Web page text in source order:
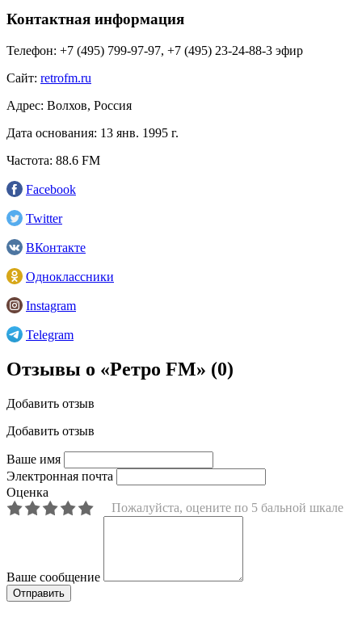
Контактная информация
Телефон: +7 (495) 799-97-97, +7 (495) 23-24-88-3 эфир
Сайт: retrofm.ru
Адрес: Волхов, Россия
Дата основания: 13 янв. 1995 г.
Частота: 88.6 FM
Facebook
Twitter
ВКонтакте
Одноклассники
Instagram
Telegram
Отзывы о «Ретро FM» (0)
Добавить отзыв
Добавить отзыв
Ваше имя
Электронная почта
Оценка
Пожалуйста, оцените по 5 бальной шкале
Ваше сообщение